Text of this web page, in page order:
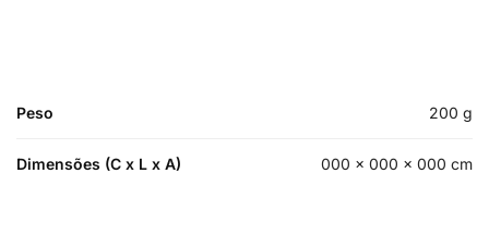
Peso 200 g
Dimensões (C x L x A) 000 × 000 × 000 cm